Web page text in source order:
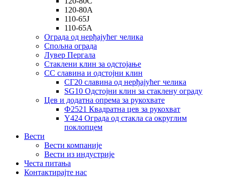
120-80А
110-65Ј
110-65А
Ограда од нерђајућег челика
Спољна ограда
Лувер Пергала
Стаклени клин за одстојање
СС славина и одстојни клин
СГ20 славина од нерђајућег челика
SG10 Одстојни клин за стаклену ограду
Цев и додатна опрема за рукохвате
Ф2521 Квадратна цев за рукохват
Y424 Ограда од стакла са округлим
поклопцем
Вести
Вести компаније
Вести из индустрије
Честа питања
Контактирајте нас